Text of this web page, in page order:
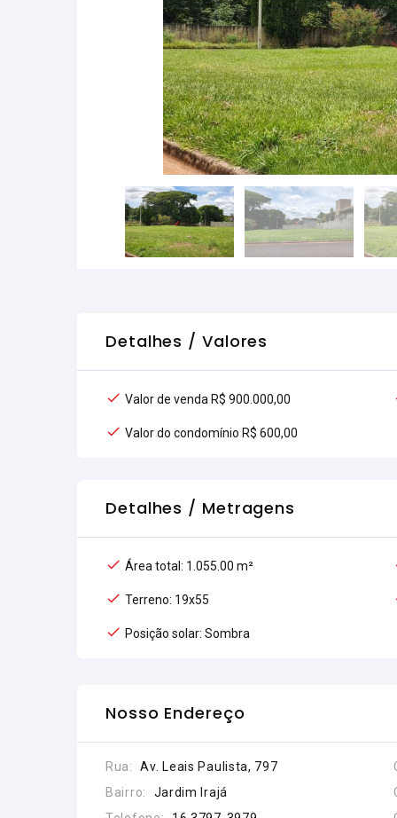
Detalhes / Valores
Valor de venda R$ 900.000,00
Valor do condomínio R$ 600,00
Detalhes / Metragens
Área total: 1.055.00 m²
Terreno: 19x55
Posição solar: Sombra
Nosso Endereço
Rua:
Av. Leais Paulista, 797
Bairro:
Jardim Irajá